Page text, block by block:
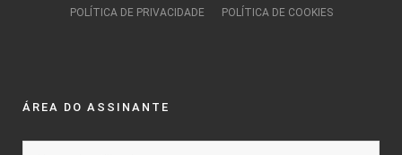
POLÍTICA DE PRIVACIDADE POLÍTICA DE COOKIES
ÁREA DO ASSINANTE